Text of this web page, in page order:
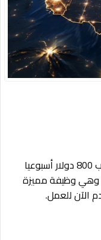
وبراتب 800 دولار أسبوعيا
وهي وظيفة مميزة
الآن للعمل.